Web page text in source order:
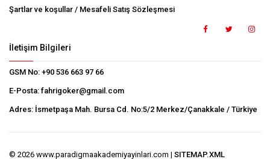
Şartlar ve koşullar / Mesafeli Satış Sözleşmesi
İletişim Bilgileri
GSM No: +90 536 663 97 66
E-Posta: fahrigoker@gmail.com
Adres: İsmetpaşa Mah. Bursa Cd. No:5/2 Merkez/Çanakkale / Türkiye
© 2026 www.paradigmaakademiyayinlari.com | SITEMAP.XML